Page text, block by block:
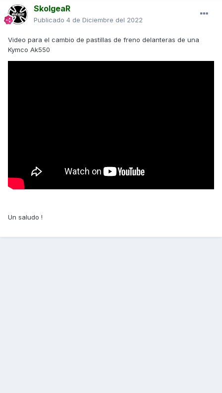
SkolgeaR
Publicado 4 de Diciembre del 2022
Video para el cambio de pastillas de freno delanteras de una
Kymco Ak550
Un saludo !